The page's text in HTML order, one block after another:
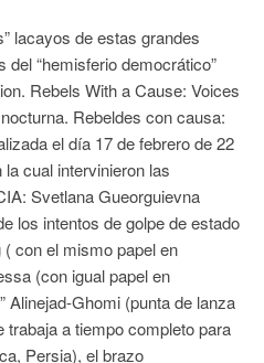
lacayos de estas grandes
“hemisferio democrático”
Rebels With a Cause: Voices
Rebeldes con causa:
el día 17 de febrero de 22
cual intervinieron las
Svetlana Gueorguievna
los intentos de golpe de estado
con el mismo papel en
(con igual papel en
Alinejad-Ghomi (punta de lanza
trabaja a tiempo completo para
Persia), el brazo